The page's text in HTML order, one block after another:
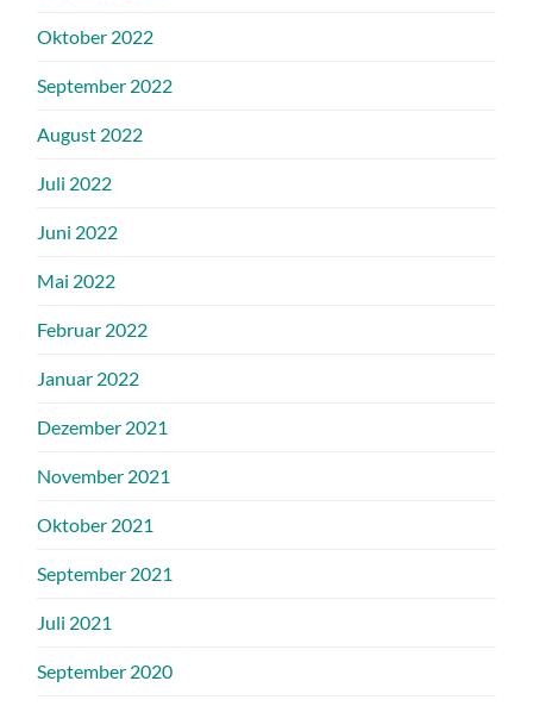
Oktober 2022
September 2022
August 2022
Juli 2022
Juni 2022
Mai 2022
Februar 2022
Januar 2022
Dezember 2021
November 2021
Oktober 2021
September 2021
Juli 2021
September 2020